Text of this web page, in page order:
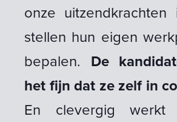
onze
stellen hun eigen
bepalen. De
het fijn dat ze zelf in
En clevergig